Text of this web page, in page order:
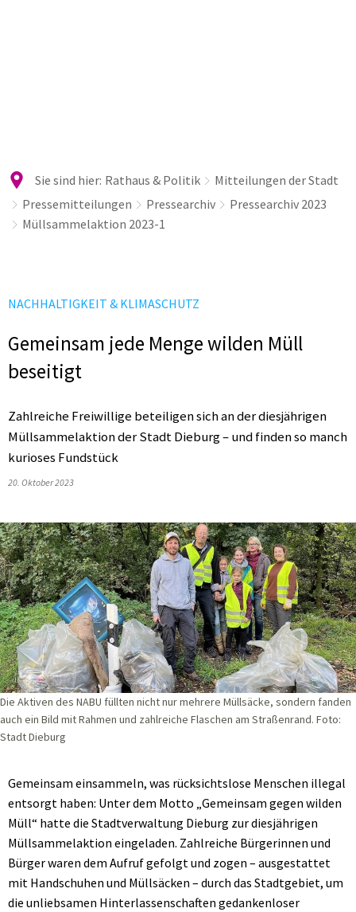
Sie sind hier: Rathaus & Politik
Mitteilungen der Stadt
Pressemitteilungen
Pressearchiv
Pressearchiv 2023
Müllsammelaktion 2023-1
NACHHALTIGKEIT & KLIMASCHUTZ
Gemeinsam jede Menge wilden Müll
beseitigt
Zahlreiche Freiwillige beteiligen sich an der diesjährigen
Müllsammelaktion der Stadt Dieburg – und finden so manch
kurioses Fundstück
20. Oktober 2023
Die Aktiven des NABU füllten nicht nur mehrere Müllsäcke, sondern fanden
auch ein Bild mit Rahmen und zahlreiche Flaschen am Straßenrand. Foto:
Stadt Dieburg
Gemeinsam einsammeln, was rücksichtslose Menschen illegal
entsorgt haben: Unter dem Motto „Gemeinsam gegen wilden
Müll“ hatte die Stadtverwaltung Dieburg zur diesjährigen
Müllsammelaktion eingeladen. Zahlreiche Bürgerinnen und
Bürger waren dem Aufruf gefolgt und zogen – ausgestattet
mit Handschuhen und Müllsäcken – durch das Stadtgebiet, um
die unliebsamen Hinterlassenschaften gedankenloser